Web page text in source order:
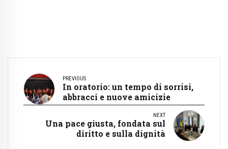
PREVIOUS
In oratorio: un tempo di sorrisi,
abbracci e nuove amicizie
NEXT
Una pace giusta, fondata sul
diritto e sulla dignità